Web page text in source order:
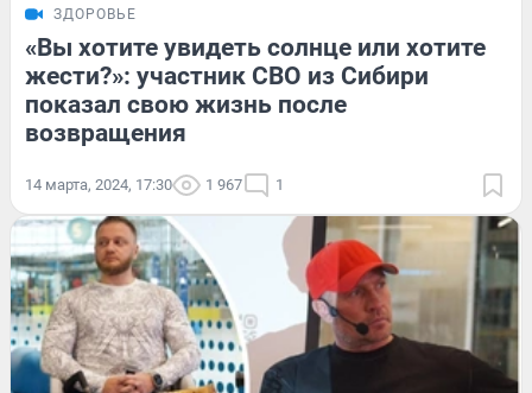
ЗДОРОВЬЕ
«Вы хотите увидеть солнце или хотите
жести?»: участник СВО из Сибири
показал свою жизнь после
возвращения
14 марта, 2024, 17:30 1 967 1